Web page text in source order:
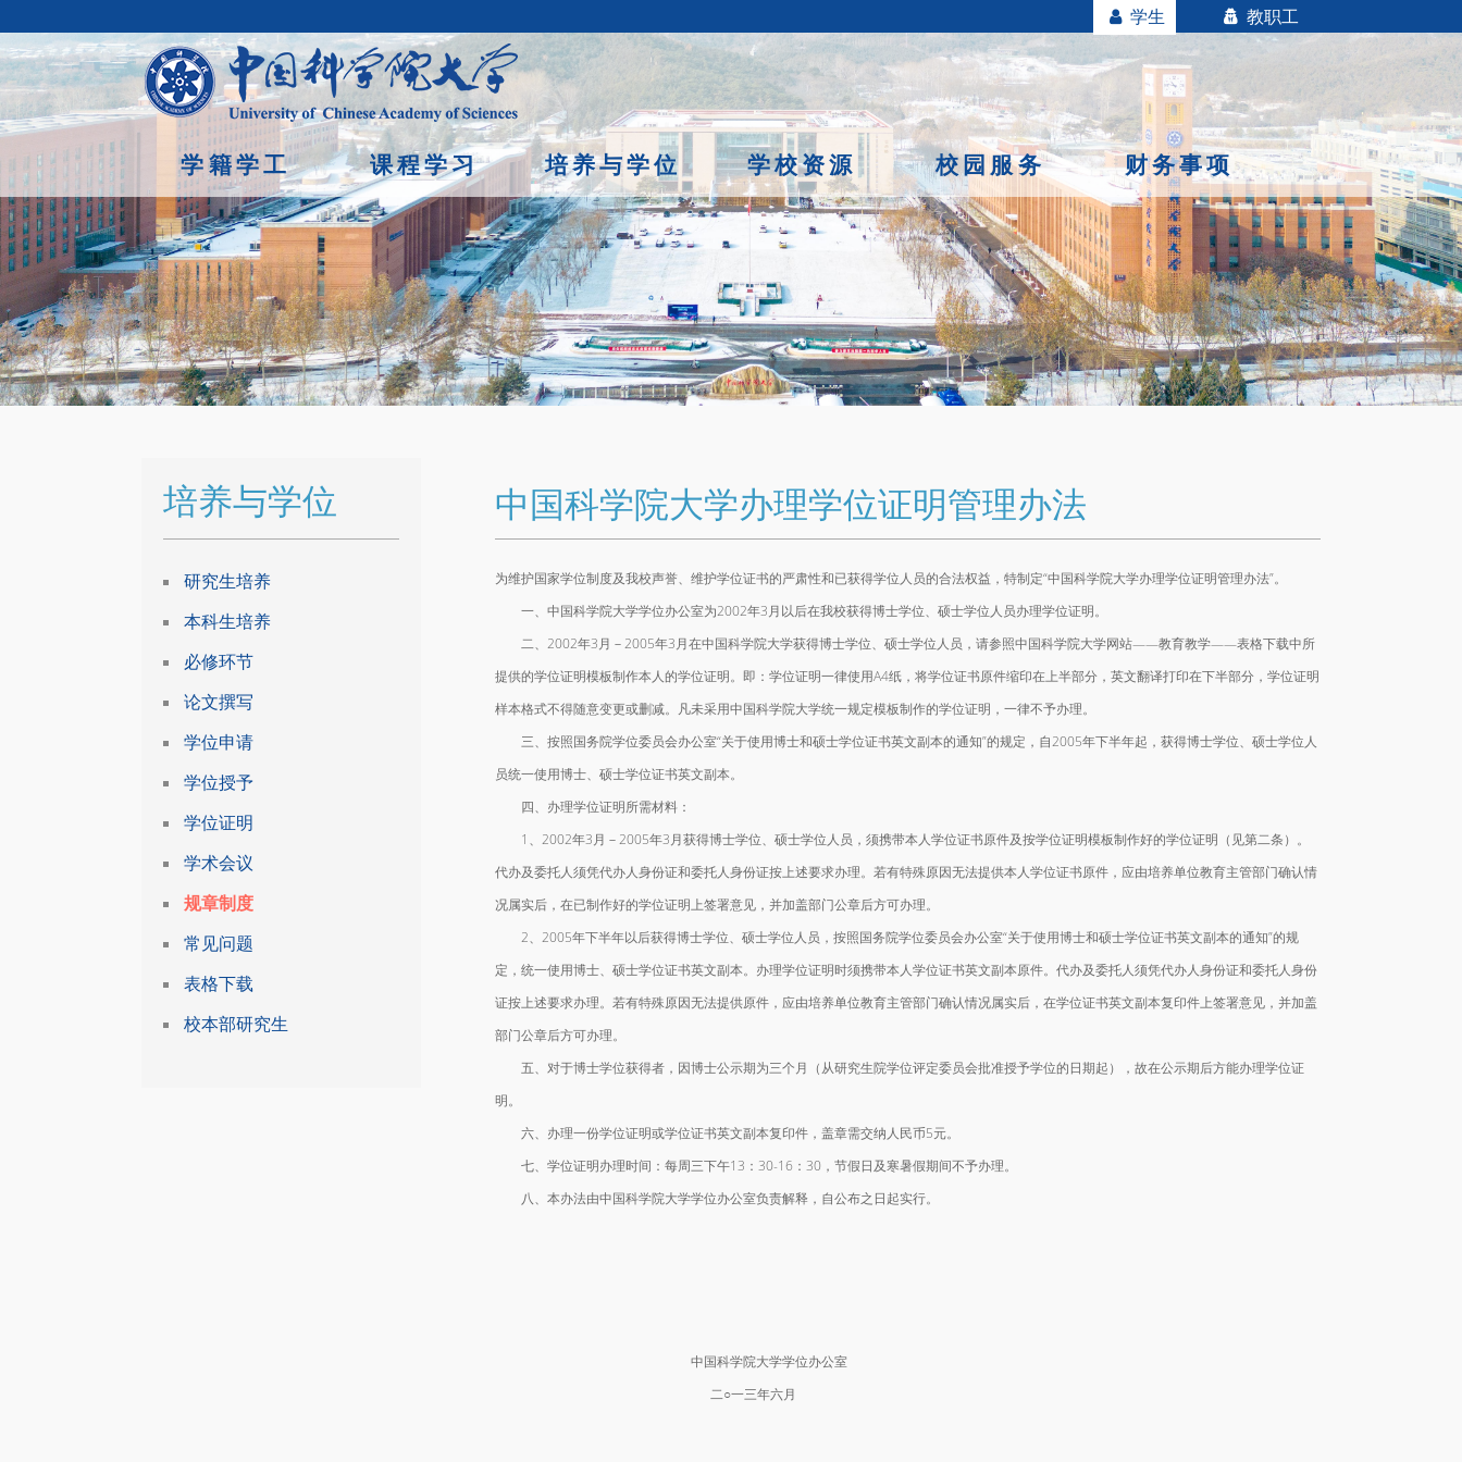
学生 教职工
学籍学工 课程学习 培养与学位 学校资源 校园服务 财务事项
首页/培养与学位 /规章制度
中国科学院大学办理学位证明管理办法
为维护国家学位制度及我校声誉、维护学位证书的严肃性和已获得学位人员的合法权益，特制定“中国科学院大学办理学位证明管理办法”。
一、中国科学院大学学位办公室为2002年3月以后在我校获得博士学位、硕士学位人员办理学位证明。
二、2002年3月－2005年3月在中国科学院大学获得博士学位、硕士学位人员，请参照中国科学院大学网站——教育教学——表格下载中所
提供的学位证明模板制作本人的学位证明。即：学位证明一律使用A4纸，将学位证书原件缩印在上半部分，英文翻译打印在下半部分，学位证明
样本格式不得随意变更或删减。凡未采用中国科学院大学统一规定模板制作的学位证明，一律不予办理。
三、按照国务院学位委员会办公室“关于使用博士和硕士学位证书英文副本的通知”的规定，自2005年下半年起，获得博士学位、硕士学位人
员统一使用博士、硕士学位证书英文副本。
四、办理学位证明所需材料：
1、2002年3月－2005年3月获得博士学位、硕士学位人员，须携带本人学位证书原件及按学位证明模板制作好的学位证明（见第二条）。
代办及委托人须凭代办人身份证和委托人身份证按上述要求办理。若有特殊原因无法提供本人学位证书原件，应由培养单位教育主管部门确认情
况属实后，在已制作好的学位证明上签署意见，并加盖部门公章后方可办理。
2、2005年下半年以后获得博士学位、硕士学位人员，按照国务院学位委员会办公室“关于使用博士和硕士学位证书英文副本的通知”的规
定，统一使用博士、硕士学位证书英文副本。办理学位证明时须携带本人学位证书英文副本原件。代办及委托人须凭代办人身份证和委托人身份
证按上述要求办理。若有特殊原因无法提供原件，应由培养单位教育主管部门确认情况属实后，在学位证书英文副本复印件上签署意见，并加盖
部门公章后方可办理。
五、对于博士学位获得者，因博士公示期为三个月（从研究生院学位评定委员会批准授予学位的日期起），故在公示期后方能办理学位证
明。
六、办理一份学位证明或学位证书英文副本复印件，盖章需交纳人民币5元。
七、学位证明办理时间：每周三下午13：30-16：30，节假日及寒暑假期间不予办理。
八、本办法由中国科学院大学学位办公室负责解释，自公布之日起实行。
中国科学院大学学位办公室
二○一三年六月
培养与学位
研究生培养
本科生培养
必修环节
论文撰写
学位申请
学位授予
学位证明
学术会议
规章制度
常见问题
表格下载
校本部研究生